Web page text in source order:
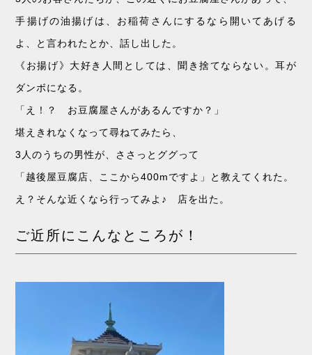
手揚げの油揚げは、お稲荷さんにするなら開いてあげる
よ、と言われたとか、話し出した。
《お揚げ》大好き人間としては、聞き捨てならない。耳が
ダンボになる。
「え！？ お豆腐屋さんがあるんですか？」
堪えきれなくなって尋ねてみたら、
3人のうちの男性が、ささっとググって
「越後屋豆腐店、ここから400mですよ」と教えてくれた。
え？そんな近くなら行ってみよ♪ 店を出た。
ご近所にこんなところが！